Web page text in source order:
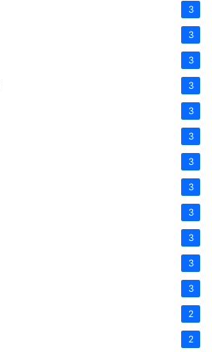
3
3
3
3
3
3
3
3
3
3
3
3
2
2